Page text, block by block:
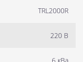
TRL2000R
220 B